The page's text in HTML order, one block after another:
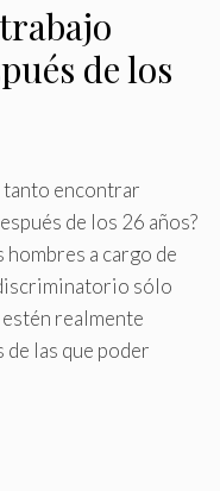
de los
tanto encontrar
de los 26 años?
hombres a cargo de
sólo
realmente
de las que poder